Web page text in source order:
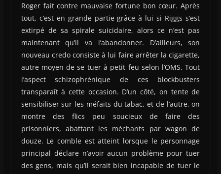
Roger fait contre mauvaise fortune bon cœur. Après
tout, c’est en grande partie grâce à lui si Riggs s’est
extirpé de sa spirale suicidaire, alors ce n’est pas
maintenant qu’il va l’abandonner. D’ailleurs, son
nouveau credo consiste à lui faire arrêter la cigarette,
autre moyen de se tuer à petit feu selon l’OMS. Tout
l’aspect schizophrénique de ces blockbusters
transparaît à cette occasion. D’un côté, on tente de
sensibiliser sur les méfaits du tabac, et de l’autre, on
montre des flics peu soucieux de faire des
prisonniers, abattant les méchants par wagon de
douze. Le comble est atteint lorsque le personnage
principal déclare n’avoir aucun problème pour tuer
des gens, mais qu’il serait bien incapable de tuer le